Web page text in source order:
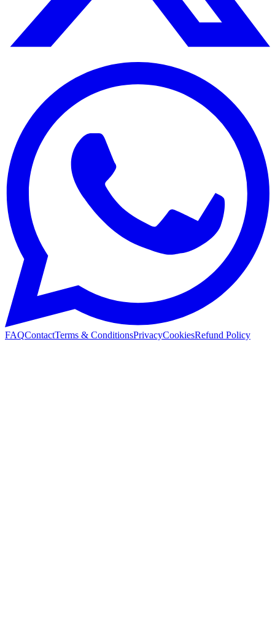
FAQContactTerms & ConditionsPrivacyCookiesRefund Policy